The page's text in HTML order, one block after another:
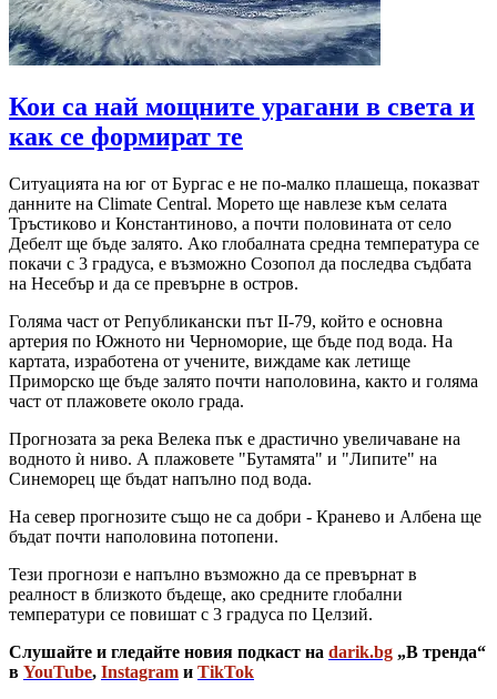
Кои са най мощните урагани в света и
как се формират те
Ситуацията на юг от Бургас е не по-малко плашеща, показват
данните на Climate Central. Морето ще навлезе към селата
Тръстиково и Константиново, а почти половината от село
Дебелт ще бъде залято. Ако глобалната средна температура се
покачи с 3 градуса, е възможно Созопол да последва съдбата
на Несебър и да се превърне в остров.
Голяма част от Републикански път II-79, който е основна
артерия по Южното ни Черноморие, ще бъде под вода. На
картата, изработена от учените, виждаме как летище
Приморско ще бъде залято почти наполовина, както и голяма
част от плажовете около града.
Прогнозата за река Велека пък е драстично увеличаване на
водното ѝ ниво. А плажовете "Бутамята" и "Липите" на
Синеморец ще бъдат напълно под вода.
На север прогнозите също не са добри - Кранево и Албена ще
бъдат почти наполовина потопени.
Тези прогнози е напълно възможно да се превърнат в
реалност в близкото бъдеще, ако средните глобални
температури се повишат с 3 градуса по Целзий.
Слушайте и гледайте новия подкаст на darik.bg „В тренда“
в YouTube, Instagram и TikTok